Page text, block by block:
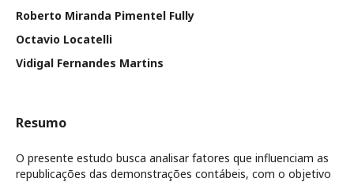
Roberto Miranda Pimentel Fully
Octavio Locatelli
Vidigal Fernandes Martins
Resumo
O presente estudo busca analisar fatores que influenciam as
republicações das demonstrações contábeis, com o objetivo